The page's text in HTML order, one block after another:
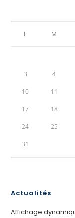
L M
3 4
10 11
17 18
24 25
31
Actualités
Affichage